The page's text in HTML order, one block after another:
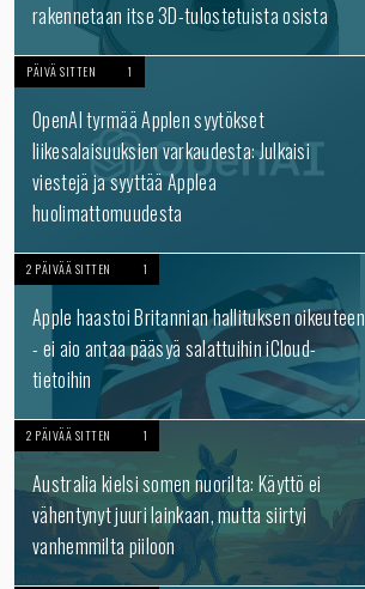
rakennetaan itse 3D-tulostetuista osista
PÄIVÄ SITTEN 1
OpenAI tyrmää Applen syytökset
liikesalaisuuksien varkaudesta: Julkaisi
viestejä ja syyttää Applea
huolimattomuudesta
2 PÄIVÄÄ SITTEN 1
Apple haastoi Britannian hallituksen oikeuteen
- ei aio antaa pääsyä salattuihin iCloud-
tietoihin
2 PÄIVÄÄ SITTEN 1
Australia kielsi somen nuorilta: Käyttö ei
vähentynyt juuri lainkaan, mutta siirtyi
vanhemmilta piiloon